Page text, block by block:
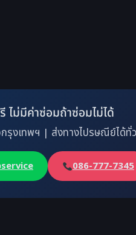
ไม่มีค่าซ่อมถ้าซ่อมไม่ได้
งเทพฯ | ส่งทางไปรษณีย์ได้ทั่
086-777-7345